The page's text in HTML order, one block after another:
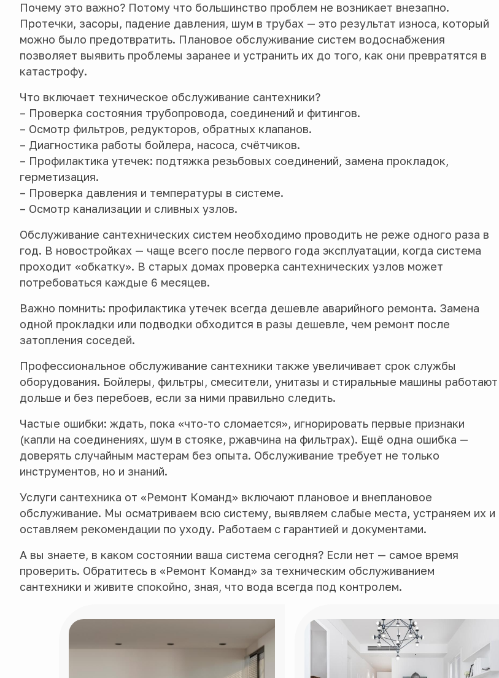
Почему это важно? Потому что большинство проблем не возникает внезапно.
Протечки, засоры, падение давления, шум в трубах — это результат износа, который
можно было предотвратить. Плановое обслуживание систем водоснабжения
позволяет выявить проблемы заранее и устранить их до того, как они превратятся в
катастрофу.
Что включает техническое обслуживание сантехники?
– Проверка состояния трубопровода, соединений и фитингов.
– Осмотр фильтров, редукторов, обратных клапанов.
– Диагностика работы бойлера, насоса, счётчиков.
– Профилактика утечек: подтяжка резьбовых соединений, замена прокладок,
герметизация.
– Проверка давления и температуры в системе.
– Осмотр канализации и сливных узлов.
Обслуживание сантехнических систем необходимо проводить не реже одного раза в
год. В новостройках — чаще всего после первого года эксплуатации, когда система
проходит «обкатку». В старых домах проверка сантехнических узлов может
потребоваться каждые 6 месяцев.
Важно помнить: профилактика утечек всегда дешевле аварийного ремонта. Замена
одной прокладки или подводки обходится в разы дешевле, чем ремонт после
затопления соседей.
Профессиональное обслуживание сантехники также увеличивает срок службы
оборудования. Бойлеры, фильтры, смесители, унитазы и стиральные машины работают
дольше и без перебоев, если за ними правильно следить.
Частые ошибки: ждать, пока «что-то сломается», игнорировать первые признаки
(капли на соединениях, шум в стояке, ржавчина на фильтрах). Ещё одна ошибка —
доверять случайным мастерам без опыта. Обслуживание требует не только
инструментов, но и знаний.
Услуги сантехника от «Ремонт Команд» включают плановое и внеплановое
обслуживание. Мы осматриваем всю систему, выявляем слабые места, устраняем их и
оставляем рекомендации по уходу. Работаем с гарантией и документами.
А вы знаете, в каком состоянии ваша система сегодня? Если нет — самое время
проверить. Обратитесь в «Ремонт Команд» за техническим обслуживанием
сантехники и живите спокойно, зная, что вода всегда под контролем.